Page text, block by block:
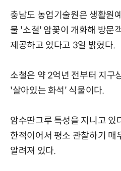
충남도 농업기술원은 생활원
물 '소철' 암꽃이 개화해 방문
제공하고 있다고 3일 밝혔다.
소철은 약 2억년 전부터 지구
'살아있는 화석' 식물이다.
암수딴그루 특성을 지니고 있
한적이어서 평소 관찰하기 매
알려져 있다.